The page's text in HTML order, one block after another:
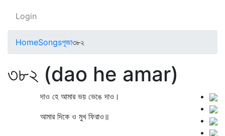
Login
HomeSongsপূজা৩৮২
৩৮২ (dao he amar)
দাও হে আমার ভয় ভেঙে দাও।
আমার দিকে ও মুখ ফিরাও॥